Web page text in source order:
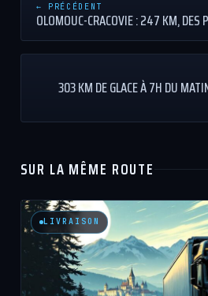
← PRÉCÉDENT
OLOMOUC-CRACOVIE : 247 KM, DES
303 KM DE GLACE À 7H DU
SUR LA MÊME ROUTE
LIVRAISON